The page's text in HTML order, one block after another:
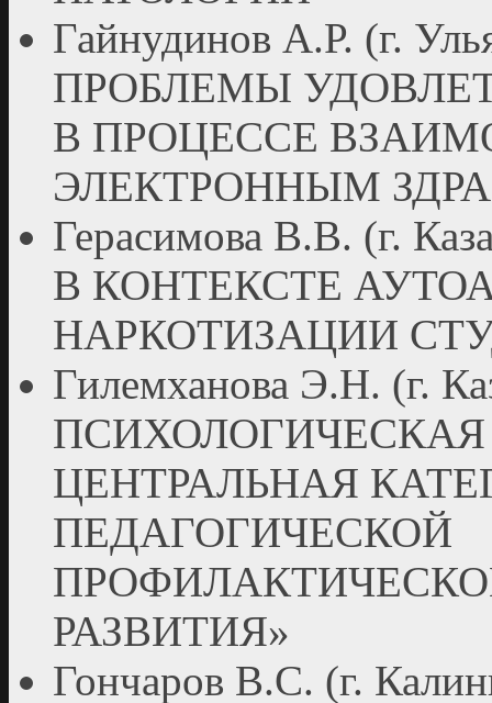
Гайнудинов А.Р. (г.
ПРОБЛЕМЫ
В ПРОЦЕССЕ
ЭЛЕКТРОННЫМ
Герасимова В.В. (г.
В КОНТЕКСТЕ
НАРКОТИЗАЦИИ
Гилемханова Э.Н. (г.
ЦЕНТРАЛЬНАЯ
ПЕДАГОГИЧЕСКОЙ
РАЗВИТИЯ»
Гончаров В.С. (г.